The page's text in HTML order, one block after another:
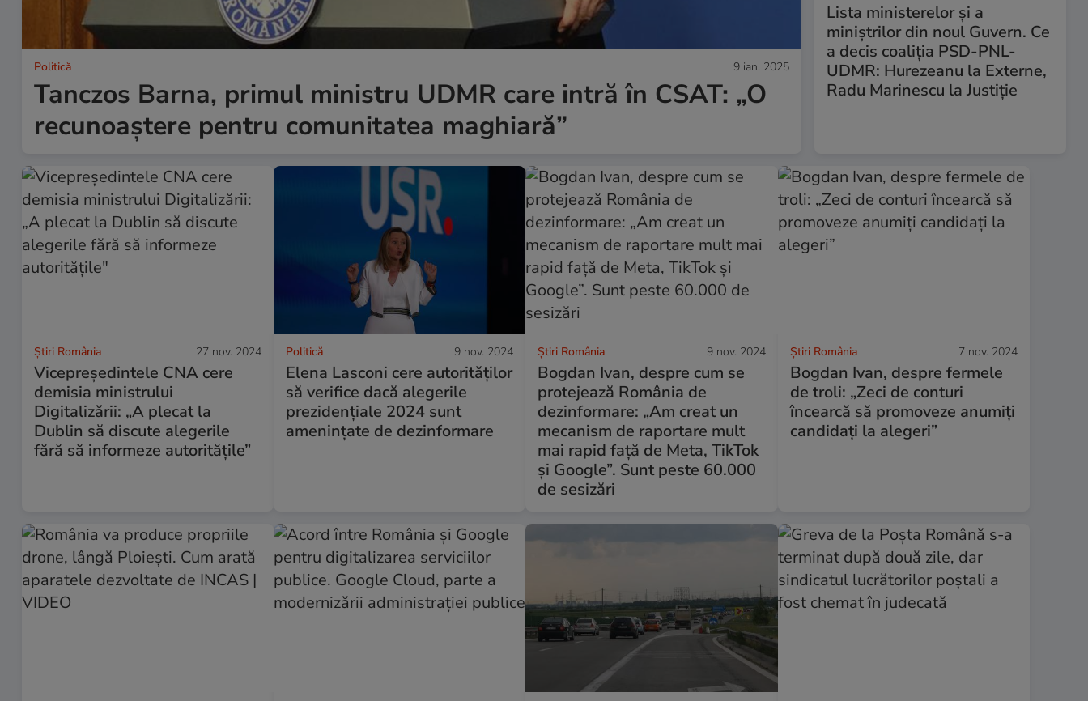
Politică 9 ian. 2025
Tanczos Barna, primul ministru UDMR care intră în CSAT: „O
recunoaștere pentru comunitatea maghiară”
Lista ministerelor și a
miniștrilor din noul Guvern. Ce
a decis coaliția PSD-PNL-
UDMR: Hurezeanu la Externe,
Radu Marinescu la Justiție
Știri România 27 nov. 2024
Vicepreședintele CNA cere
demisia ministrului
Digitalizării: „A plecat la
Dublin să discute alegerile
fără să informeze autoritățile”
Politică 9 nov. 2024
Elena Lasconi cere autorităților
să verifice dacă alegerile
prezidențiale 2024 sunt
amenințate de dezinformare
Știri România 9 nov. 2024
Bogdan Ivan, despre cum se
protejează România de
dezinformare: „Am creat un
mecanism de raportare mult
mai rapid față de Meta, TikTok
și Google”. Sunt peste 60.000
de sesizări
Știri România 7 nov. 2024
Bogdan Ivan, despre fermele
de troli: „Zeci de conturi
încearcă să promoveze anumiți
candidați la alegeri”